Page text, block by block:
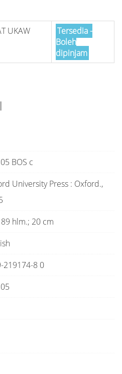
UKAW
Tersedia -
Boleh
dipinjam
BOS c
University Press : Oxford.,
hlm.; 20 cm
219174-8 0